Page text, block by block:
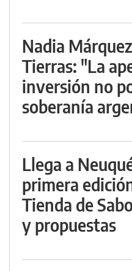
Nadia
Tierras: "La
inversión no
soberanía
Llega a
primera
Tienda de
y propuestas